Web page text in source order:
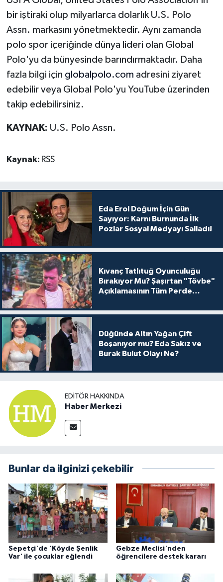
bir iştiraki olup milyarlarca dolarlık U.S. Polo
Assn. markasını yönetmektedir. Aynı zamanda
polo spor içeriğinde dünya lideri olan Global
Polo'yu da bünyesinde barındırmaktadır. Daha
fazla bilgi için globalpolo.com adresini ziyaret
edebilir veya Global Polo'yu YouTube üzerinden
takip edebilirsiniz.
KAYNAK: U.S. Polo Assn.
Kaynak: RSS
Eda Erol Doğum İçin Gün
Sayıyor: Karnı Burnunda İlk
Pozlar Sosyal Medyayı Salladı!
Kıvanç Tatlıtuğ Oyunculuğu
Bırakıyor Mu? Şaşırtan "Tövbe"
Açıklamasının Tüm Perde
Düğünde Altın Yağan Çift
Boşanıyor mu? Eda Sakız ve
Burak Bulut Olayı Ne?
EDITÖR HAKKINDA
Haber Merkezi
Bunlar da ilginizi çekebilir
Sepetçi'de 'Köyde Şenlik
Var' ile çocuklar eğlendi
Gebze Meclisi'nden
öğrencilere destek kararı